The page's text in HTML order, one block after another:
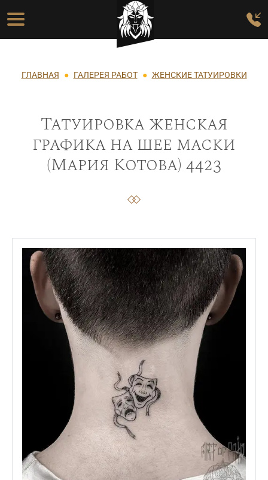
Перейти к основному содержанию
Основная навигация
Строка навигации
ГЛАВНАЯ ГАЛЕРЕЯ РАБОТ ЖЕНСКИЕ ТАТУИРОВКИ
Татуировка женская
графика на шее маски
(Мария Котова) 4423